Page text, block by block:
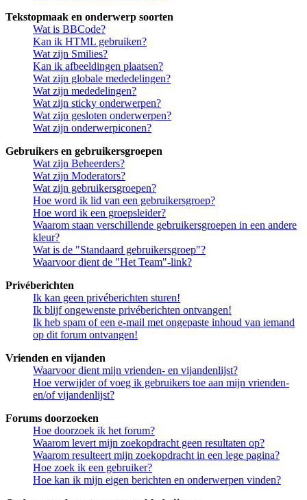
Tekstopmaak en onderwerp soorten
Wat is BBCode?
Kan ik HTML gebruiken?
Wat zijn Smilies?
Kan ik afbeeldingen plaatsen?
Wat zijn globale mededelingen?
Wat zijn mededelingen?
Wat zijn sticky onderwerpen?
Wat zijn gesloten onderwerpen?
Wat zijn onderwerpiconen?
Gebruikers en gebruikersgroepen
Wat zijn Beheerders?
Wat zijn Moderators?
Wat zijn gebruikersgroepen?
Hoe word ik lid van een gebruikersgroep?
Hoe word ik een groepsleider?
Waarom staan verschillende gebruikersgroepen in een andere
kleur?
Wat is de "Standaard gebruikersgroep"?
Waarvoor dient de "Het Team"-link?
Privéberichten
Ik kan geen privéberichten sturen!
Ik blijf ongewenste privéberichten ontvangen!
Ik heb spam of een e-mail met ongepaste inhoud van iemand
op dit forum ontvangen!
Vrienden en vijanden
Waarvoor dient mijn vrienden- en vijandenlijst?
Hoe verwijder of voeg ik gebruikers toe aan mijn vrienden-
en/of vijandenlijst?
Forums doorzoeken
Hoe doorzoek ik het forum?
Waarom levert mijn zoekopdracht geen resultaten op?
Waarom resulteert mijn zoekopdracht in een lege pagina?
Hoe zoek ik een gebruiker?
Hoe kan ik mijn eigen berichten en onderwerpen vinden?